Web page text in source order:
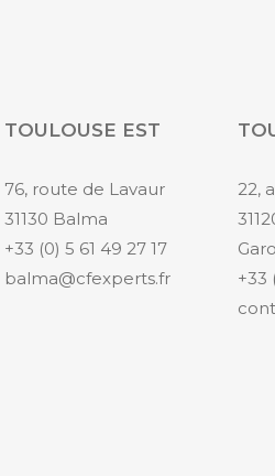
TOULOUSE EST
76, route de Lavaur
31130 Balma
+33 (0) 5 61 49 27 17
balma@cfexperts.fr
22,
+33